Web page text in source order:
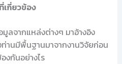
เกี่ยวข้อง
ลจากแหล่งต่างๆ มาอ้างอิง
ท่านมีพื้นฐานมาจากงานวิจัยก่อน
งกันอย่างไร